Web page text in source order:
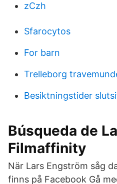
zCzh
Sfarocytos
For barn
Trelleborg
Besiktningstider
Búsqueda de
Filmaffinity
När Lars Engström såg
finns på Facebook Gå